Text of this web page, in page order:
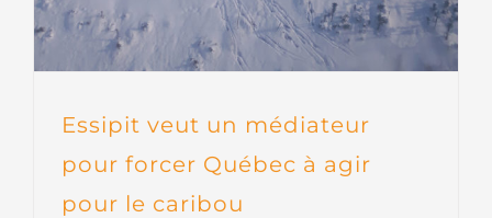
Essipit veut un médiateur
pour forcer Québec à agir
pour le caribou